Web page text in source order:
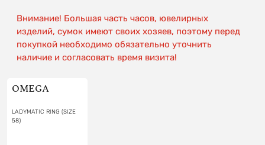
Внимание! Большая часть часов, ювелирных
изделий, сумок имеют своих хозяев, поэтому перед
покупкой необходимо обязательно уточнить
наличие и согласовать время визита!
OMEGA
LADYMATIC RING (SIZE
58)